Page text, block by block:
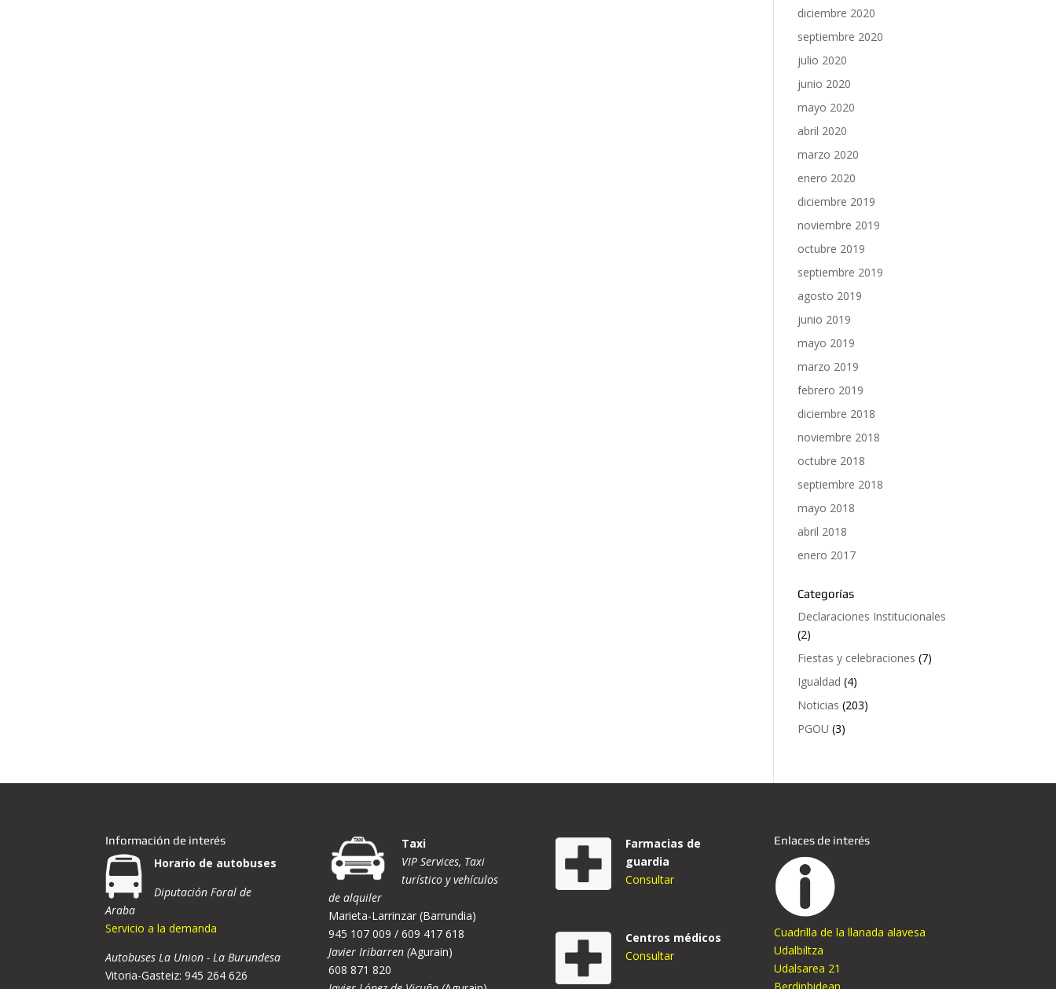
diciembre 2020
septiembre 2020
julio 2020
junio 2020
mayo 2020
abril 2020
marzo 2020
enero 2020
diciembre 2019
noviembre 2019
octubre 2019
septiembre 2019
agosto 2019
junio 2019
mayo 2019
marzo 2019
febrero 2019
diciembre 2018
noviembre 2018
octubre 2018
septiembre 2018
mayo 2018
abril 2018
enero 2017
Categorías
Declaraciones Institucionales
(2)
Fiestas y celebraciones (7)
Igualdad (4)
Noticias (203)
PGOU (3)
Información de interés
Horario de autobuses
Diputación Foral de
Araba
Servicio a la demanda
Autobuses La Union - La Burundesa
Vitoria-Gasteiz: 945 264 626
Taxi
VIP Services, Taxi
turístico y vehículos
de alquiler
Marieta-Larrinzar (Barrundia)
945 107 009 / 609 417 618
Javier Iribarren (Agurain)
608 871 820
Farmacias de
guardia
Consultar
Centros médicos
Consultar
Enlaces de interés
Cuadrilla de la llanada alavesa
Udalbiltza
Udalsarea 21
Berdinbidean